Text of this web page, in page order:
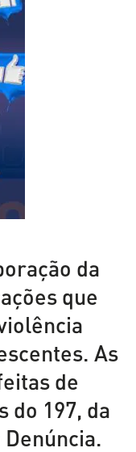
da
que
As
de
do 197, da
Denúncia.